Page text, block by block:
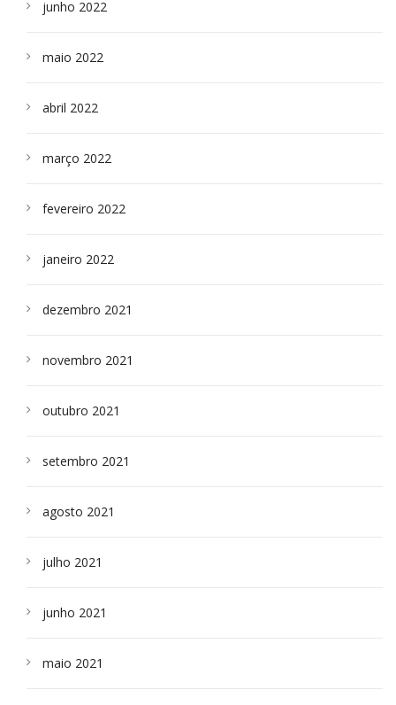
junho 2022
maio 2022
abril 2022
março 2022
fevereiro 2022
janeiro 2022
dezembro 2021
novembro 2021
outubro 2021
setembro 2021
agosto 2021
julho 2021
junho 2021
maio 2021